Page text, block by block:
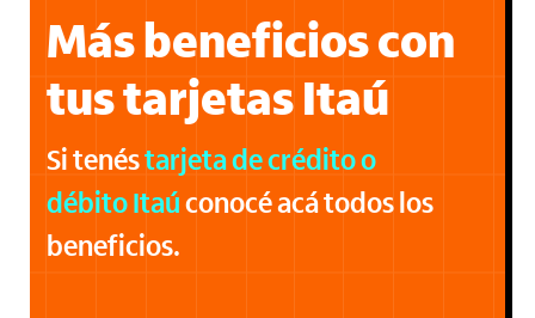
Más beneficios con
tus tarjetas Itaú
Si tenéstarjeta de crédito o
débito Itaú conocé acá todos los
beneficios.